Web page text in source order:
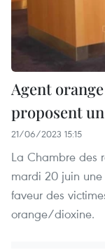
Agent
proposent
21/06/2023 15:15
La Chambre des
mardi 20 juin
faveur des
orange/dioxine.